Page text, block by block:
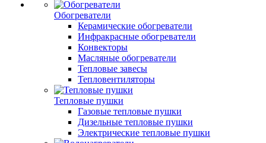
Обогреватели
Керамические обогреватели
Инфракрасные обогреватели
Конвекторы
Масляные обогреватели
Тепловые завесы
Тепловентиляторы
Тепловые пушки
Газовые тепловые пушки
Дизельные тепловые пушки
Электрические тепловые пушки